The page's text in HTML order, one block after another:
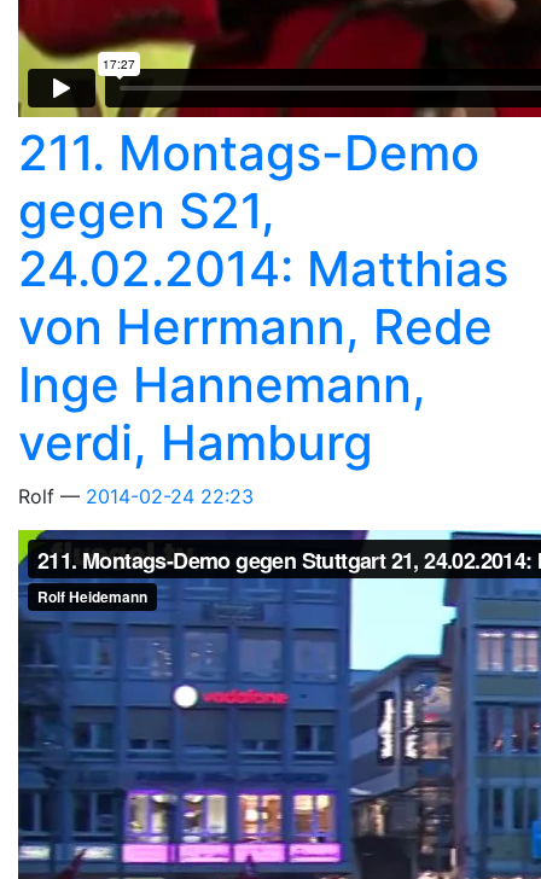
211. Montags-Demo
gegen S21,
24.02.2014: Matthias
von Herrmann, Rede
Inge Hannemann,
verdi, Hamburg
Rolf 2014-02-24 22:23